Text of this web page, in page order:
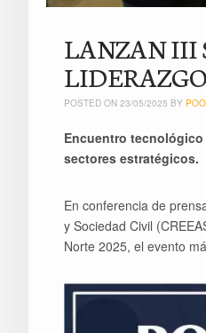
LANZAN III
POSTED ON 23/05/2025 BY
Encuentro
sectores estratégicos.
En conferencia de
y Sociedad Civil
Norte 2025, el evento